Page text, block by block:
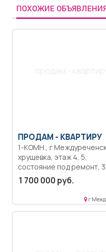
ПОХОЖИЕ
продам -
ПРОДАМ - КВАРТИРУ
1-КОМН., г Междуреченск,
хрущевка, этаж 4, 5,
состояние под ремонт, 30
кв.м, застекленный
угловая, торг, в кирпичном
доме, расположен в
города, тихое место, в
шаговой доступности
магазины, аптеки,
1 700 000 руб.
г